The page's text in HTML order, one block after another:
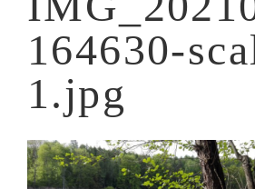
164630-
1.jpg